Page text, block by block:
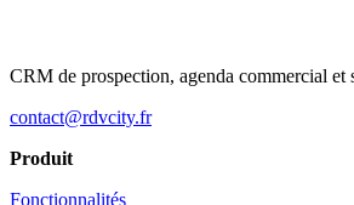
CRM de prospection, agenda commercial
contact@rdvcity.fr
Produit
Fonctionnalités